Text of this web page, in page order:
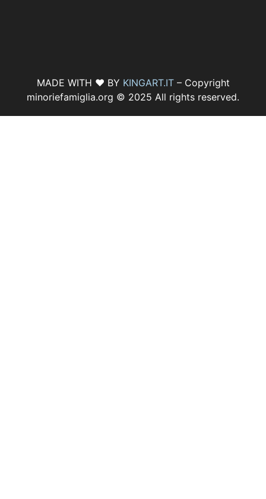
MADE WITH ♥ BY KINGART.IT– Copyright
minoriefamiglia.org © 2025 All rights reserved.